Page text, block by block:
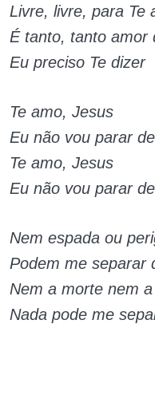
Livre, livre, para Te
É tanto, tanto amor
Eu preciso Te dizer
Te amo, Jesus
Eu não vou parar
Te amo, Jesus
Eu não vou parar
Nem espada ou
Podem me separar
Nem a morte nem
Nada pode me